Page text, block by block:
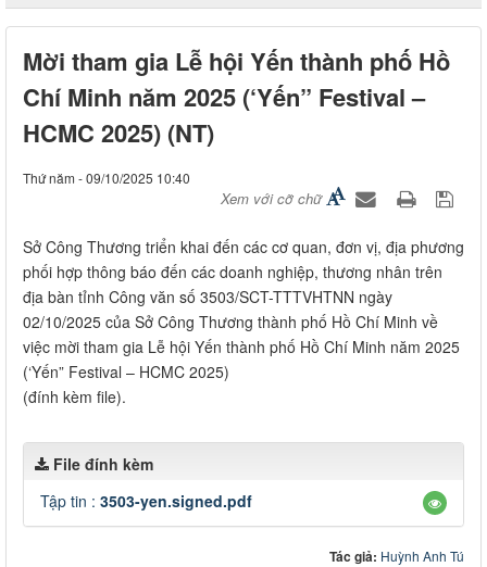
Mời tham gia Lễ hội Yến thành phố Hồ
Chí Minh năm 2025 (‘Yến” Festival –
HCMC 2025) (NT)
Thứ năm - 09/10/2025 10:40
Xem với cỡ chữ
Sở Công Thương triển khai đến các cơ quan, đơn vị, địa phương
phối hợp thông báo đến các doanh nghiệp, thương nhân trên
địa bàn tỉnh Công văn số 3503/SCT-TTTVHTNN ngày
02/10/2025 của Sở Công Thương thành phố Hồ Chí Minh về
việc mời tham gia Lễ hội Yến thành phố Hồ Chí Minh năm 2025
(‘Yến” Festival – HCMC 2025)
(đính kèm file).
File đính kèm
Tập tin : 3503-yen.signed.pdf
Tác giả: Huỳnh Anh Tú